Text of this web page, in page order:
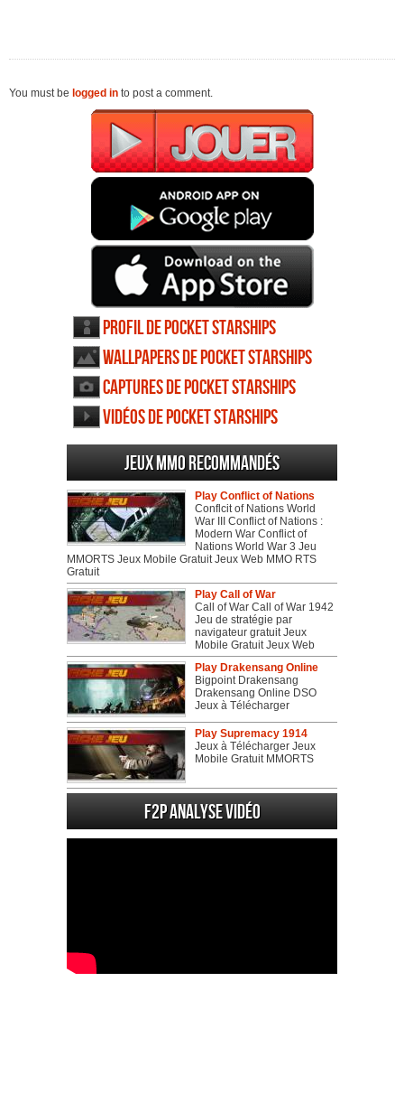
You must be logged in to post a comment.
Profil de Pocket Starships
Wallpapers de Pocket Starships
Captures de Pocket Starships
Vidéos de Pocket Starships
Jeux MMO recommandés
Play Conflict of Nations
Conflcit of Nations World
War III Conflict of Nations :
Modern War Conflict of
Nations World War 3 Jeu
MMORTS Jeux Mobile Gratuit Jeux Web MMO RTS
Gratuit
Play Call of War
Call of War Call of War 1942
Jeu de stratégie par
navigateur gratuit Jeux
Mobile Gratuit Jeux Web
Play Drakensang Online
Bigpoint Drakensang
Drakensang Online DSO
Jeux à Télécharger
Play Supremacy 1914
Jeux à Télécharger Jeux
Mobile Gratuit MMORTS
F2P Analyse vidéo